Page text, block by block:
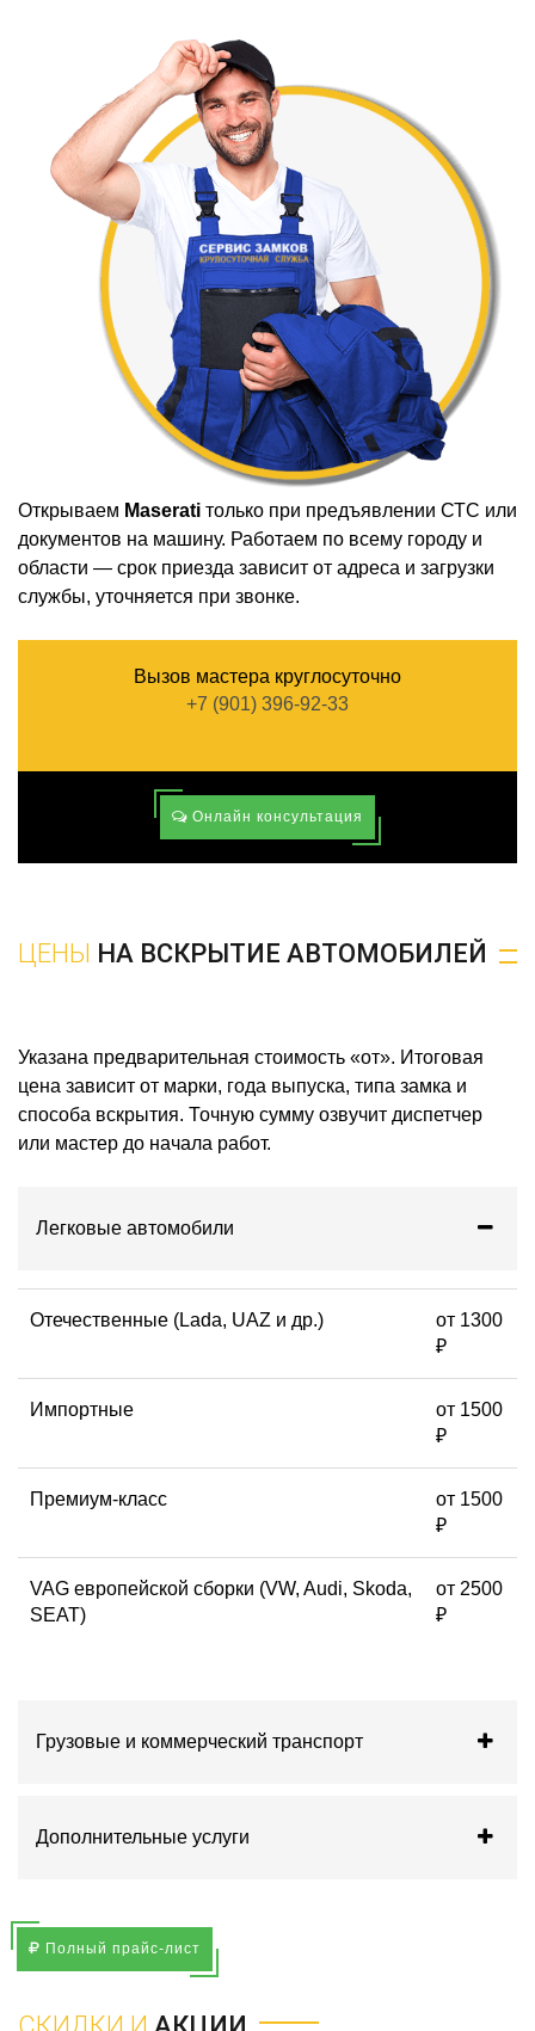
Открываем Maserati только при предъявлении СТС или
документов на машину. Работаем по всему городу и
области — срок приезда зависит от адреса и загрузки
службы, уточняется при звонке.
Вызов мастера круглосуточно
+7 (901) 396-92-33
Онлайн консультация
ЦЕНЫ НА ВСКРЫТИЕ АВТОМОБИЛЕЙ
Указана предварительная стоимость «от». Итоговая
цена зависит от марки, года выпуска, типа замка и
способа вскрытия. Точную сумму озвучит диспетчер
или мастер до начала работ.
Легковые автомобили
Отечественные (Lada, UAZ и др.)
от 1300
₽
Импортные
от 1500
₽
Премиум-класс
от 1500
₽
VAG европейской сборки (VW, Audi, Skoda,
SEAT)
от 2500
₽
Грузовые и коммерческий транспорт
Дополнительные услуги
Полный прайс-лист